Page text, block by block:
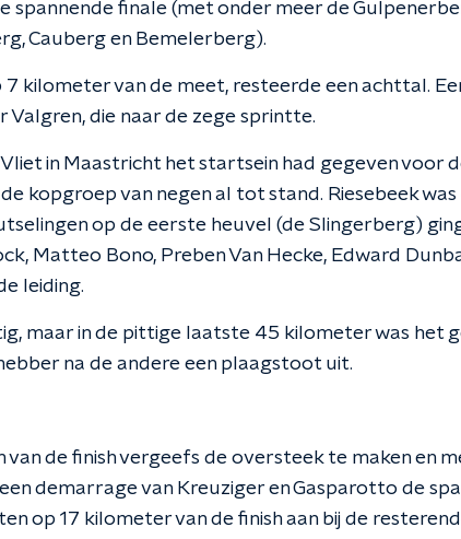
spannende finale (met onder meer de
Cauberg en Bemelerberg).
kilometer van de meet, resteerde een achttal.
die naar de zege sprintte.
in Maastricht het startsein had gegeven voor
kopgroep van negen al tot stand. Riesebeek was
op de eerste heuvel (de Slingerberg)
Matteo Bono, Preben Van Hecke, Edward
leiding.
maar in de pittige laatste 45 kilometer was het
na de andere een plaagstoot uit.
de finish vergeefs de oversteek te maken en
demarrage van Kreuziger en Gasparotto de
op 17 kilometer van de finish aan bij de